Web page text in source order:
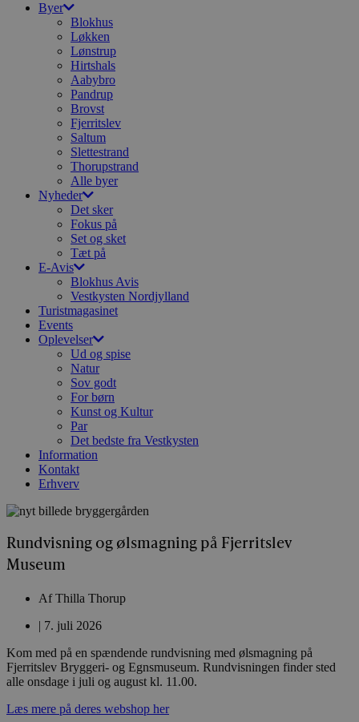
Byer
Blokhus
Løkken
Lønstrup
Hirtshals
Aabybro
Pandrup
Brovst
Fjerritslev
Saltum
Slettestrand
Thorupstrand
Alle byer
Nyheder
Det sker
Fokus på
Set og sket
Tæt på
E-Avis
Blokhus Avis
Vestkysten Nordjylland
Turistmagasinet
Events
Oplevelser
Ud og spise
Natur
Sov godt
For børn
Kunst og Kultur
Par
Det bedste fra Vestkysten
Information
Kontakt
Erhverv
Rundvisning og ølsmagning på Fjerritslev
Museum
AfThilla Thorup
| 7. juli 2026
Kom med på en spændende rundvisning med ølsmagning på
Fjerritslev Bryggeri- og Egnsmuseum. Rundvisningen finder sted
alle onsdage i juli og august kl. 11.00.
Læs mere på deres webshop her